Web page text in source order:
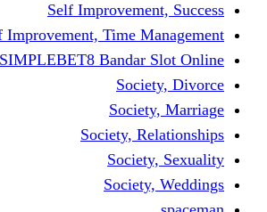
Self
Self Improvement, Time
SIMPLEBET8 Bandar
Society,